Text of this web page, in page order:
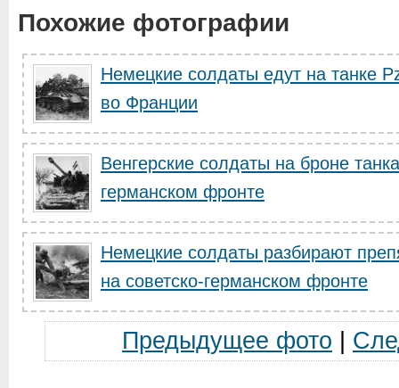
Похожие фотографии
Немецкие солдаты едут на танке
во Франции
Венгерские солдаты на броне
германском фронте
Немецкие солдаты разбирают
на советско-германском фронте
Предыдущее фото